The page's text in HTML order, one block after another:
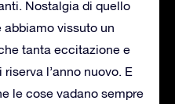
Nostalgia di quello
vissuto un
tanta eccitazione e
l’anno nuovo. E
le cose vadano sempre